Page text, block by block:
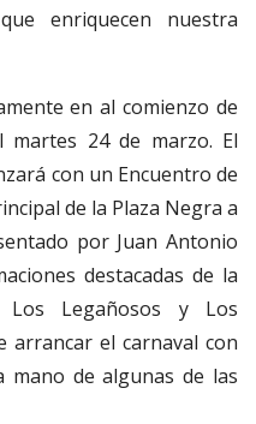
enriquecen nuestra
en al comienzo de
24 de marzo. El
con un Encuentro de
de la Plaza Negra a
por Juan Antonio
destacadas de la
Los Legañosos y Los
arrancar el carnaval con
mano de algunas de las